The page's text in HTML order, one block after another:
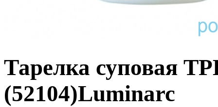
Тарелка суповая
(52104)Luminarc